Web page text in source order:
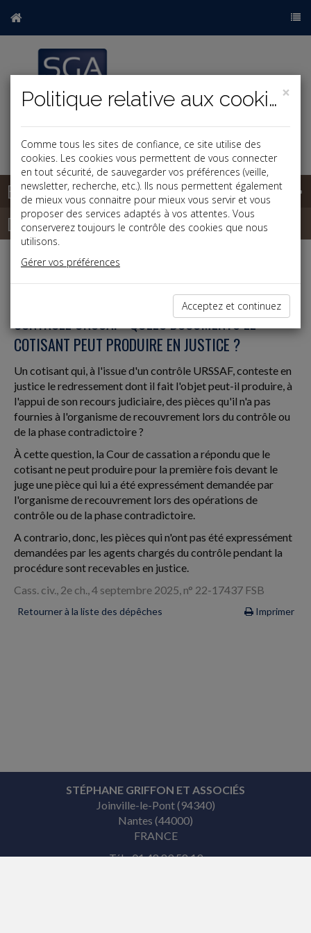
Base documentaire
Dépêches
j
Social, Paye
CONTRÔLE URSSAF : QUELS DOCUMENTS LE
COTISANT PEUT PRODUIRE EN JUSTICE ?
Un cotisant qui, à l'issue d'un contrôle URSSAF, conteste en
justice le redressement dont il fait l'objet peut-il produire, à
l'appui de son recours judiciaire, des pièces qu'il n'a pas
fournies à l'organisme de recouvrement lors du contrôle ou
de la phase contradictoire ?
À cette question, la Cour de cassation a répondu que le
cotisant ne peut produire pour la première fois devant le
juge une pièce qui lui a été expressément demandée par
l'organisme de recouvrement lors des opérations de
contrôle ou de la phase contradictoire.
A contrario, donc, les pièces qui n'ont pas été expressément
demandées par les agents chargés du contrôle pendant la
procédure sont recevables en justice.
Cass. civ., 2e ch., 4 septembre 2025, n° 22-17437 FSB
Retourner à la liste des dépêches Imprimer
STÉPHANE GRIFFON ET ASSOCIÉS
Joinville-le-Pont (94340)
Nantes (44000)
FRANCE
Tél. : 01 48 89 58 19
×
Politique relative aux cookies
Comme tous les sites de confiance, ce site utilise des
cookies. Les cookies vous permettent de vous connecter
en tout sécurité, de sauvegarder vos préférences (veille,
newsletter, recherche, etc.). Ils nous permettent également
de mieux vous connaitre pour mieux vous servir et vous
proposer des services adaptés à vos attentes. Vous
conserverez toujours le contrôle des cookies que nous
utilisons.
Gérer vos préférences
Acceptez et continuez